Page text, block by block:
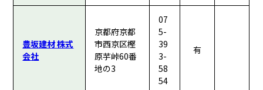
豊坂建材 株式
会社
京都府京都
市西京区樫
原芋峠60番
地の3
07
5-
39
3-
58
54
有